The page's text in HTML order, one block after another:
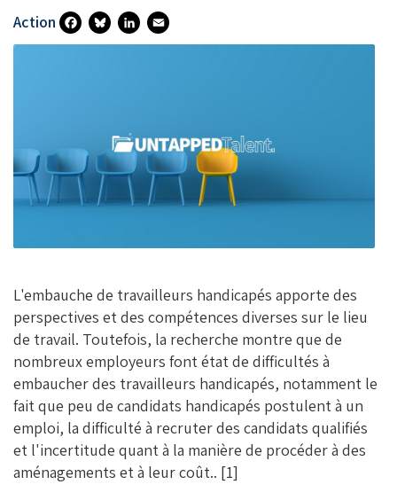
Action
Fa
O
K
Bl
Ky
Li
DI
N
E
L
L'embauche de travailleurs handicapés apporte des
perspectives et des compétences diverses sur le lieu
de travail. Toutefois, la recherche montre que de
nombreux employeurs font état de difficultés à
embaucher des travailleurs handicapés, notamment le
fait que peu de candidats handicapés postulent à un
emploi, la difficulté à recruter des candidats qualifiés
et l'incertitude quant à la manière de procéder à des
aménagements et à leur coût.. [1]